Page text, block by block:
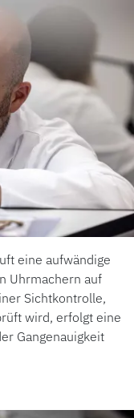
eine aufwändige
Uhrmachern auf
Sichtkontrolle,
wird, erfolgt eine
Gangenauigkeit